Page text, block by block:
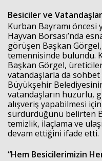
Besiciler ve
Kurban Bayramı öncesi
Hayvan Borsası’nda
görüşen Başkan Görgel,
temennisinde bulundu.
Başkan Görgel,
vatandaşlarla da
Büyükşehir
vatandaşların huzurlu,
alışveriş yapabilmesi
sürdürdüğünü belirten
temizlik, ilaçlama ve
devam ettiğini ifade etti.
“Hem Besicilerimizin